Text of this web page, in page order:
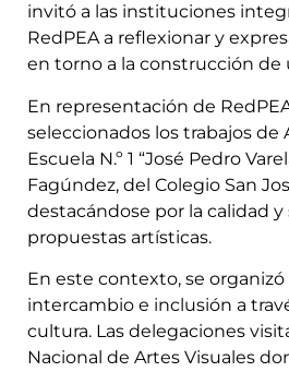
invitó a las instituciones
RedPEA a reflexionar y
en torno a la construcción de
En representación de
seleccionados los trabajos de
Escuela N.º 1 “José Pedro
Fagúndez, del Colegio San
destacándose por la calidad
propuestas artísticas.
En este contexto, se
intercambio e inclusión a
cultura. Las delegaciones
Nacional de Artes Visuales